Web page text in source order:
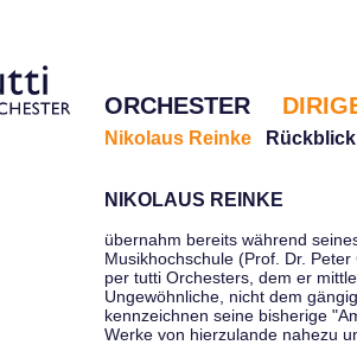
ORCHESTER
Nikolaus Reinke Rückblick
NIKOLAUS REINKE
übernahm bereits während
Musikhochschule (Prof. Dr.
per tutti Orchesters, dem er
Ungewöhnliche, nicht dem
kennzeichnen seine bisherige
Werke von hierzulande nahezu